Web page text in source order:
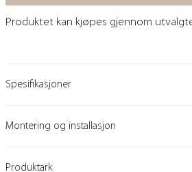
Produktet kan kjøpes gjennom
Spesifikasjoner
Montering og installasjon
Produktark